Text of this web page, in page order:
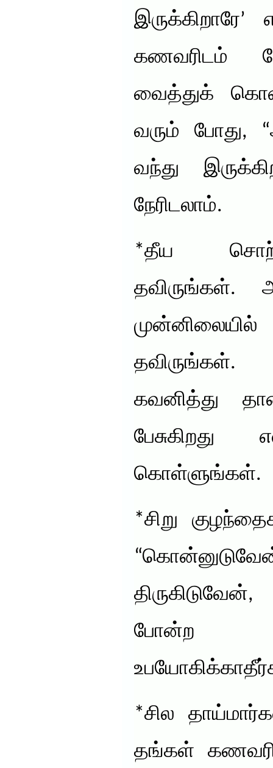
கணவரிடம்
வைத்துக்
வரும் போது,
வந்து
நேரிடலாம்.
*தீய
தவிருங்கள்.
கவனித்து
கொள்ளுங்கள்.
*சிறு
போன்ற
*சில
தங்கள்